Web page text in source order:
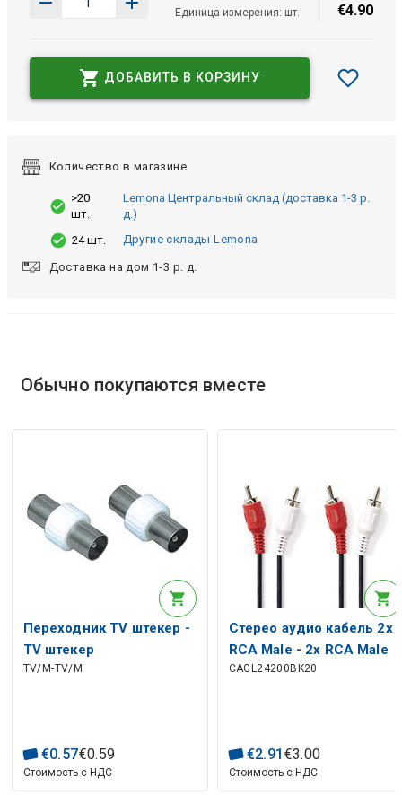
Единица измерения: шт.
€4.90
ДОБАВИТЬ В КОРЗИНУ
Количество в магазине
>20
шт.
Lemona Центральный склад (доставка 1-3 р.
д.)
24 шт.
Другие склады Lemona
Доставка на дом 1-3 р. д.
Обычно покупаются вместе
Переходник ТV штекер -
TV штекер
TV/M-TV/M
€0.57€0.59
Стоимость с НДС
Стерео аудио кабель 2x
RCA Male - 2x RCA Male
2.0 м черный
CAGL24200BK20
€2.91 €3.00
Стоимость с НДС